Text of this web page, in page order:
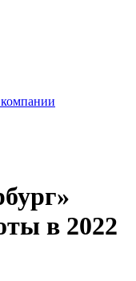
в 2022